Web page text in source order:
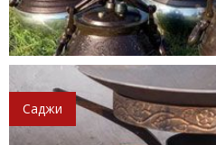
Саджи